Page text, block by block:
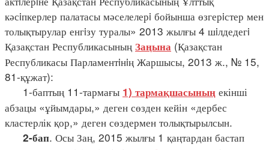
кәсiпкерлер палатасы мәселелерi бойынша өзгерiстер мен
толықтырулар енгiзу туралы» 2013 жылғы 4 шiлдедегi
Қазақстан Республикасының Заңына (Қазақстан
Республикасы Парламентiнiң Жаршысы, 2013 ж., № 15,
81-құжат):
1-баптың 11-тармағы 1) тармақшасының екінші
абзацы «ұйымдары,» деген сөзден кейін «дербес
кластерлік қор,» деген сөздермен толықтырылсын.
2-бап. Осы Заң, 2015 жылғы 1 қаңтардан бастап